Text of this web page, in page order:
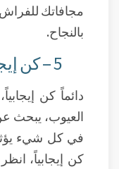
مجافاتك
بالنجاح.
5 – كن إيجابياً:
دائماً كن
العيوب، يبحث
في كل شيء يؤثر
كن إيجابياً،